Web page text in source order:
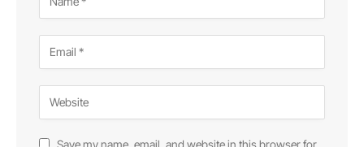
Save my name, email, and website in this browser for